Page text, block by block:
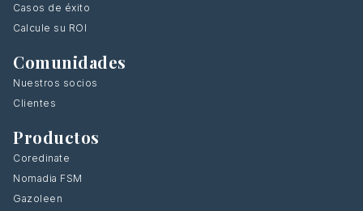
Casos de éxito
Calcule su ROI
Comunidades
Nuestros socios
Clientes
Productos
Coredinate
Nomadia FSM
Gazoleen